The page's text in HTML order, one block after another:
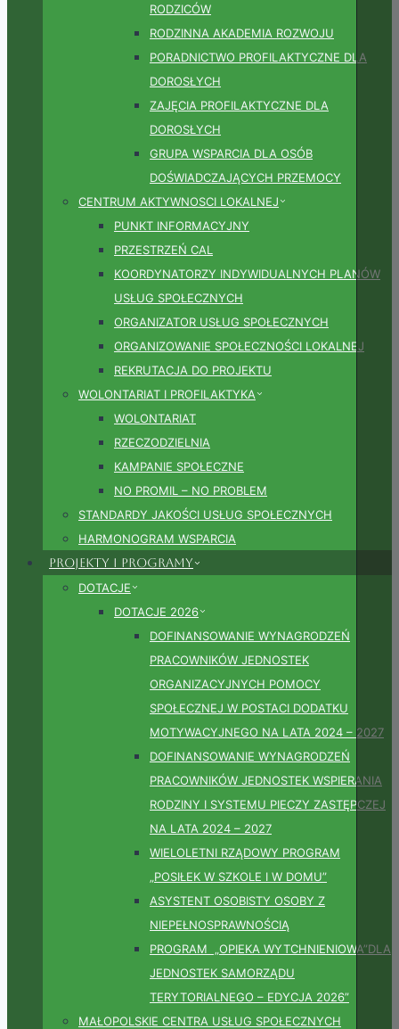
RODZICÓW
RODZINNA AKADEMIA ROZWOJU
PORADNICTWO PROFILAKTYCZNE DLA
DOROSŁYCH
ZAJĘCIA PROFILAKTYCZNE DLA
DOROSŁYCH
GRUPA WSPARCIA DLA OSÓB
DOŚWIADCZAJĄCYCH PRZEMOCY
CENTRUM AKTYWNOSCI LOKALNEJ
PUNKT INFORMACYJNY
PRZESTRZEŃ CAL
KOORDYNATORZY INDYWIDUALNYCH PLANÓW
USŁUG SPOŁECZNYCH
ORGANIZATOR USŁUG SPOŁECZNYCH
ORGANIZOWANIE SPOŁECZNOŚCI LOKALNEJ
REKRUTACJA DO PROJEKTU
WOLONTARIAT I PROFILAKTYKA
WOLONTARIAT
RZECZODZIELNIA
KAMPANIE SPOŁECZNE
NO PROMIL – NO PROBLEM
STANDARDY JAKOŚCI USŁUG SPOŁECZNYCH
HARMONOGRAM WSPARCIA
Projekty i Programy
DOTACJE
DOTACJE 2026
DOFINANSOWANIE WYNAGRODZEŃ
PRACOWNIKÓW JEDNOSTEK
ORGANIZACYJNYCH POMOCY
SPOŁECZNEJ W POSTACI DODATKU
MOTYWACYJNEGO NA LATA 2024 – 2027
DOFINANSOWANIE WYNAGRODZEŃ
PRACOWNIKÓW JEDNOSTEK WSPIERANIA
RODZINY I SYSTEMU PIECZY ZASTĘPCZEJ
NA LATA 2024 – 2027
WIELOLETNI RZĄDOWY PROGRAM
„POSIŁEK W SZKOLE I W DOMU”
ASYSTENT OSOBISTY OSOBY Z
NIEPEŁNOSPRAWNOŚCIĄ
PROGRAM „OPIEKA WYTCHNIENIOWA”DLA
JEDNOSTEK SAMORZĄDU
TERYTORIALNEGO – EDYCJA 2026”
MAŁOPOLSKIE CENTRA USŁUG SPOŁECZNYCH